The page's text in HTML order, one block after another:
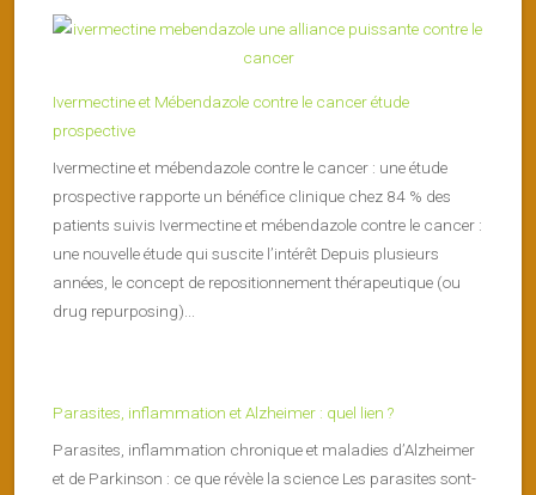
Ivermectine et Mébendazole contre le cancer étude
prospective
Ivermectine et mébendazole contre le cancer : une étude
prospective rapporte un bénéfice clinique chez 84 % des
patients suivis Ivermectine et mébendazole contre le cancer :
une nouvelle étude qui suscite l’intérêt Depuis plusieurs
années, le concept de repositionnement thérapeutique (ou
drug repurposing)...
Parasites, inflammation et Alzheimer : quel lien ?
Parasites, inflammation chronique et maladies d’Alzheimer
et de Parkinson : ce que révèle la science Les parasites sont-